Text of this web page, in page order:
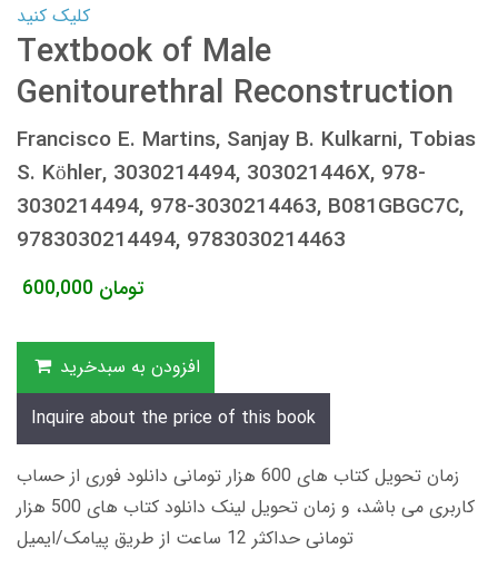
کلیک کنید
Textbook of Male
Genitourethral Reconstruction
Francisco E. Martins, Sanjay B. Kulkarni, Tobias
S. Köhler, 3030214494, 303021446X, 978-
3030214494, 978-3030214463, B081GBGC7C,
9783030214494, 9783030214463
600,000 تومان
افزودن به سبدخرید
Inquire about the price of this book
زمان تحویل کتاب های 600 هزار تومانی دانلود فوری از حساب
کاربری می باشد، و زمان تحویل لینک دانلود کتاب های 500 هزار
تومانی حداکثر 12 ساعت از طریق پیامک/ایمیل